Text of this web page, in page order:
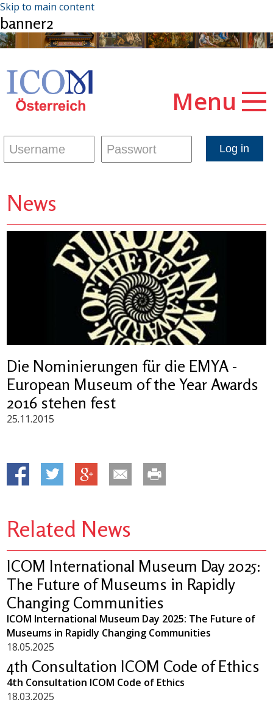
Skip to main content
banner2
Menu
News
Die Nominierungen für die EMYA -
European Museum of the Year Awards
2016 stehen fest
25.11.2015
Related News
ICOM International Museum Day 2025:
The Future of Museums in Rapidly
Changing Communities
ICOM International Museum Day 2025: The Future of
Museums in Rapidly Changing Communities
18.05.2025
4th Consultation ICOM Code of Ethics
4th Consultation ICOM Code of Ethics
18.03.2025